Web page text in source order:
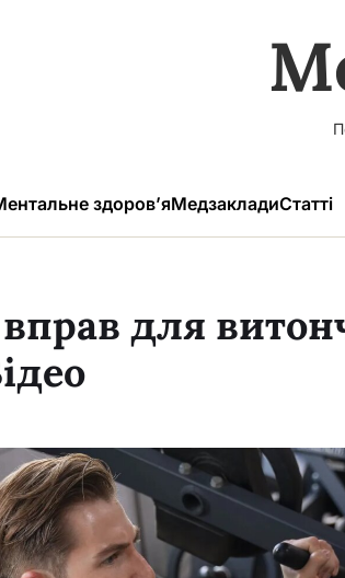
здоров’яМедзакладиСтатті
для